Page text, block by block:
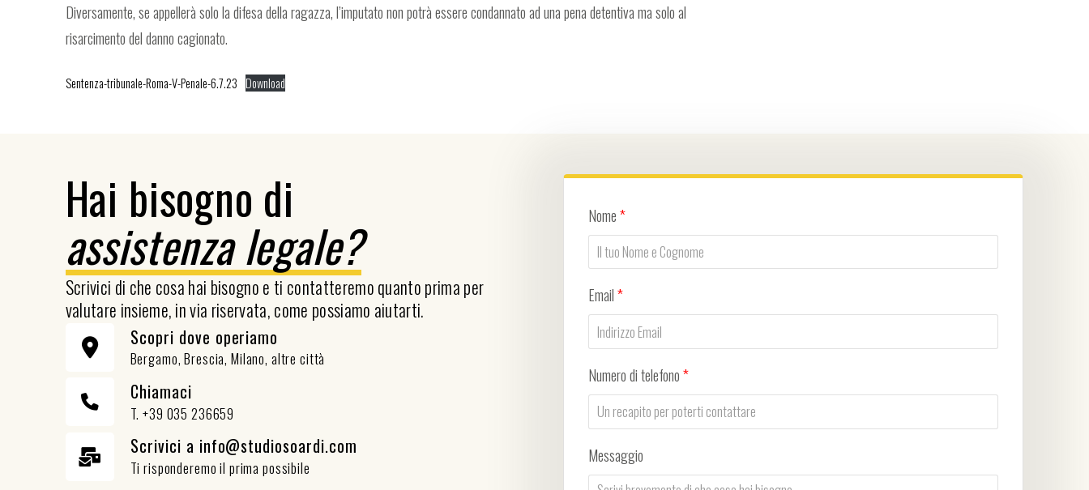
Diversamente, se appellerà solo la difesa della ragazza, l’imputato non potrà essere condannato ad una pena detentiva ma solo al
risarcimento del danno cagionato.
Sentenza-tribunale-Roma-V-Penale-6.7.23 Download
Hai bisogno di
assistenza legale?
Scrivici di che cosa hai bisogno e ti contatteremo quanto prima per
valutare insieme, in via riservata, come possiamo aiutarti.
Scopri dove operiamo
Bergamo, Brescia, Milano, altre città
Chiamaci
T. +39 035 236659
Scrivici a info@studiosoardi.com
Ti risponderemo il prima possibile
Nome*
Email*
Numero di telefono*
Messaggio